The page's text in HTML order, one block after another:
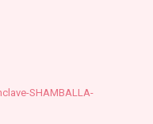
SHAMBALLA-